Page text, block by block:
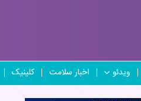
ویدئو اخبار سلامت کلینیک